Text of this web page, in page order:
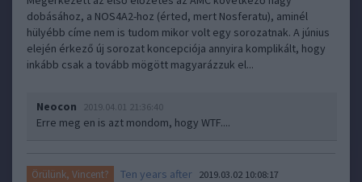
dobásához, a NOS4A2-hoz (érted, mert Nosferatu), aminél
hülyébb címe nem is tudom mikor volt egy sorozatnak. A június
elején érkező új sorozat koncepciója annyira komplikált, hogy
inkább csak a tovább mögött magyarázzuk el...
Neocon 2019.04.01 21:36:40
Erre meg en is azt mondom, hogy WTF....
Örülünk, Vincent? Ten years after 2019.03.02 10:08:17